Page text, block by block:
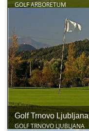
GOLF ARBORETUM
Golf Trnovo Ljubljana
GOLF TRNOVO LJUBLJANA